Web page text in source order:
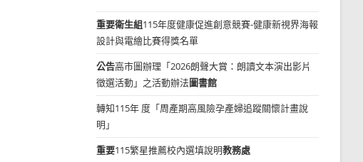
重要衛生組115年度健康促進創意競賽-健康新視界海報
設計與電繪比賽得獎名單
公告高市圖辦理「2026朗聲大賞：朗讀文本演出影片
徵選活動」之活動辦法圖書館
轉知115年 度「周產期高風險孕產婦追蹤關懷計畫說
明」
重要115繁星推薦校內選填說明教務處